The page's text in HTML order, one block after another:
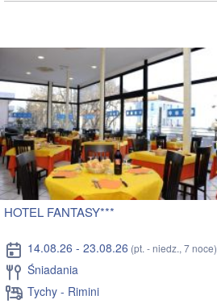
HOTEL FANTASY***
14.08.26 - 23.08.26 (pt. - niedz., 7 noce)
Śniadania
Tychy - Rimini